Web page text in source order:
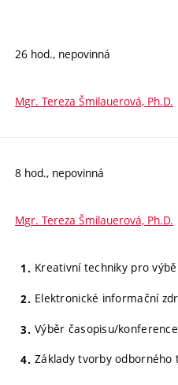
26 hod., nepovinná
Mgr. Tereza Šmilauerová, Ph.D.
8 hod., nepovinná
Mgr. Tereza Šmilauerová, Ph.D.
Kreativní techniky pro
Elektronické informační
Výběr časopisu/
Základy tvorby odborného